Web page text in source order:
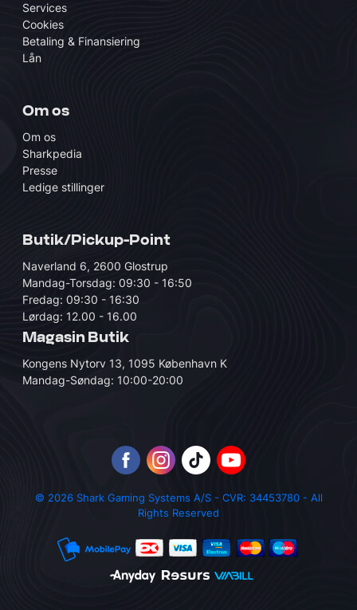
Services
Cookies
Betaling & Finansiering
Lån
Om os
Om os
Sharkpedia
Presse
Ledige stillinger
Butik/Pickup-Point
Naverland 6, 2600 Glostrup
Mandag-Torsdag: 09:30 - 16:50
Fredag: 09:30 - 16:30
Lørdag: 12.00 - 16.00
Magasin Butik
Kongens Nytorv 13, 1095 København K
Mandag-Søndag: 10:00-20:00
© 2026 Shark Gaming Systems A/S - CVR: 34453780 - All
Rights Reserved